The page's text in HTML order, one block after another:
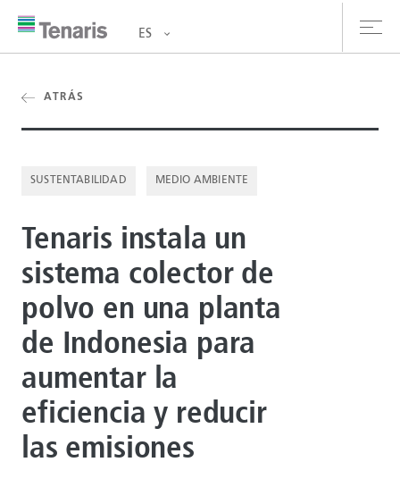
y Servicios
de prensa
DATASHEETS
ES
ATRÁS
SUSTENTABILIDAD MEDIO AMBIENTE
Tenaris instala un
sistema colector de
polvo en una planta
de Indonesia para
aumentar la
eficiencia y reducir
las emisiones